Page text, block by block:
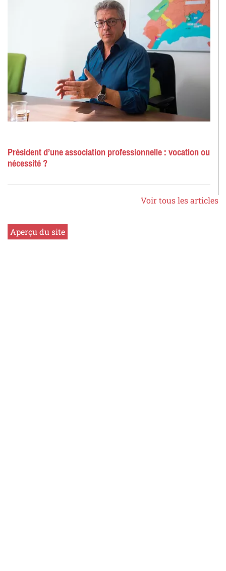
Président d’une association professionnelle : vocation ou
nécessité ?
Voir tous les articles
Aperçu du site